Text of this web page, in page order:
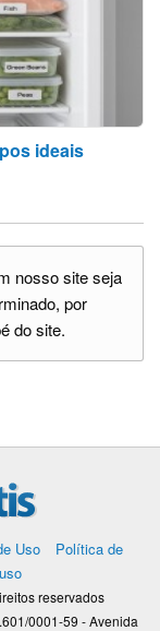
ideais
nosso site seja
por
do site.
Uso
Política de
reservados
0001-59 - Avenida